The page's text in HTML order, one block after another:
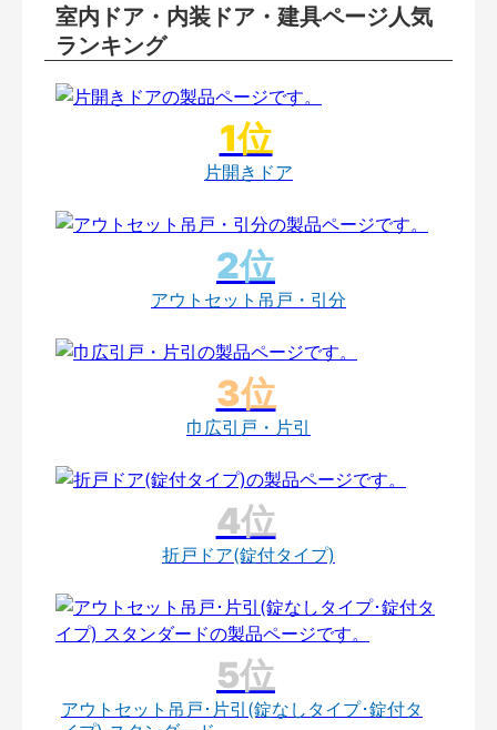
室内ドア・内装ドア・建具ページ人気
ランキング
片開きドア
アウトセット吊戸・引分
巾広引戸・片引
折戸ドア(錠付タイプ)
アウトセット吊戸･片引(錠なしタイプ･錠付タ